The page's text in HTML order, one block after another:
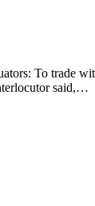
To trade
said,…